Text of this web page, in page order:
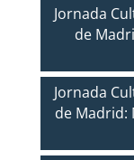
Jornada
de
Jornada
de Madrid: